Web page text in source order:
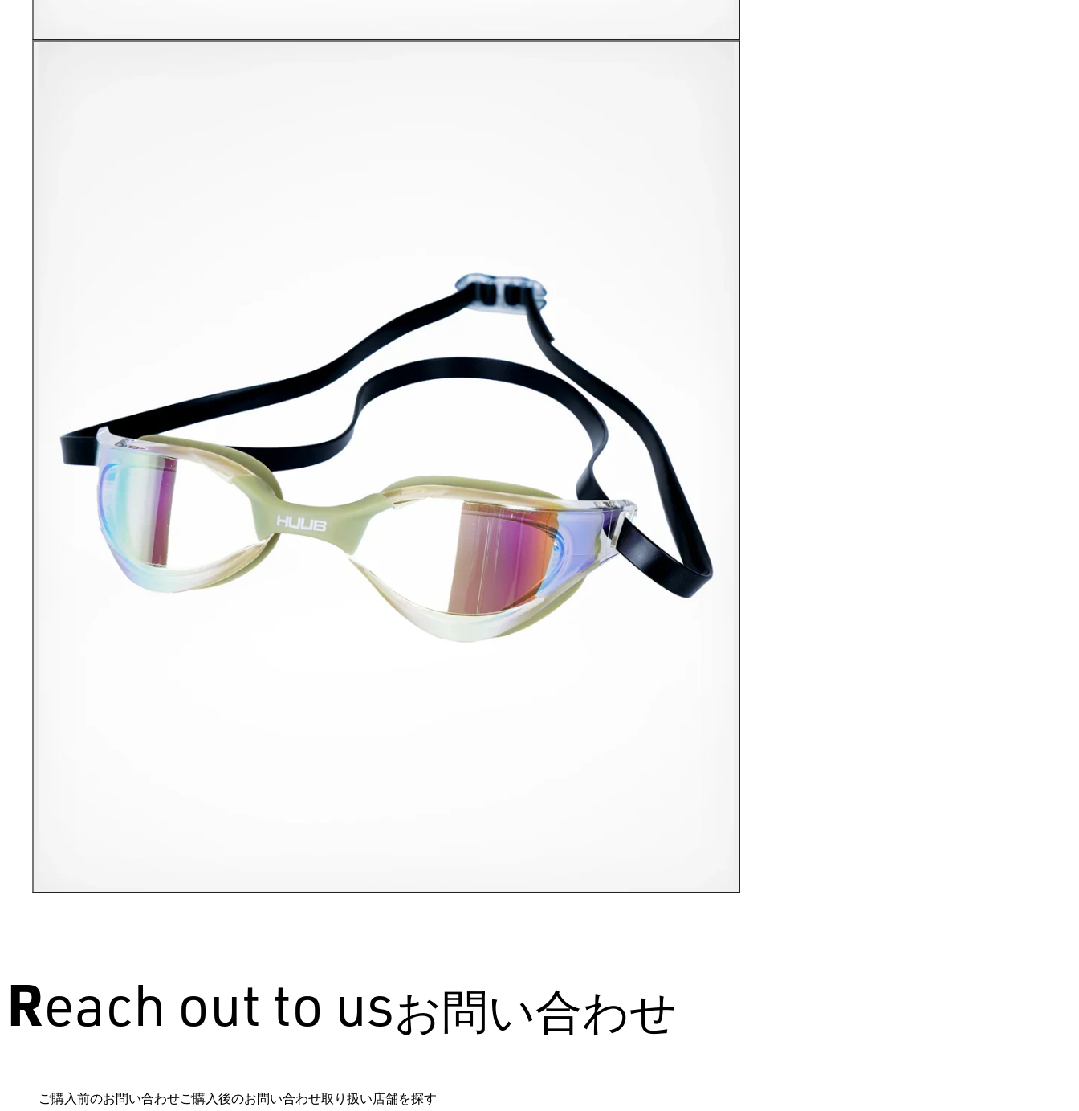
Reach out to usお問い合わせ
ご購入前のお問い合わせご購入後のお問い合わせ取り扱い店舗を探す